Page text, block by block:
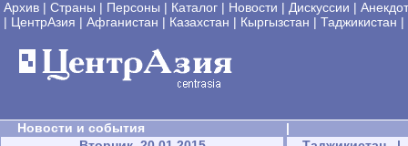
Архив | Страны | Персоны | Каталог | Новости | Дискуссии |
| ЦентрАзия | Афганистан | Казахстан | Кыргызстан | Таджикистан |
Новости и события
|